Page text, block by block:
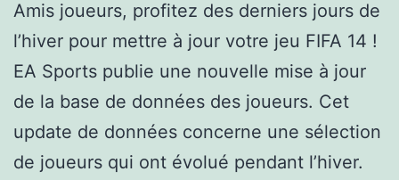
Amis joueurs, profitez des derniers jours de
l’hiver pour mettre à jour votre jeu FIFA 14 !
EA Sports publie une nouvelle mise à jour
de la base de données des joueurs. Cet
update de données concerne une sélection
de joueurs qui ont évolué pendant l’hiver.